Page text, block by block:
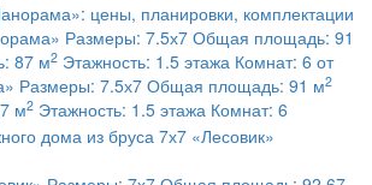
Размеры: 7.5х7 Общая площадь: 91
87 м2 Этажность: 1.5 этажа Комнат: 6 от
Размеры: 7.5х7 Общая площадь: 91 м2
м2 Этажность: 1.5 этажа Комнат: 6